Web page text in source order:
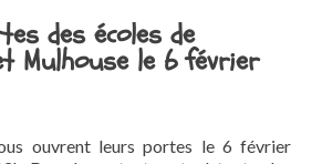
des écoles de
Mulhouse le 6 février
ouvrent leurs portes le 6 février